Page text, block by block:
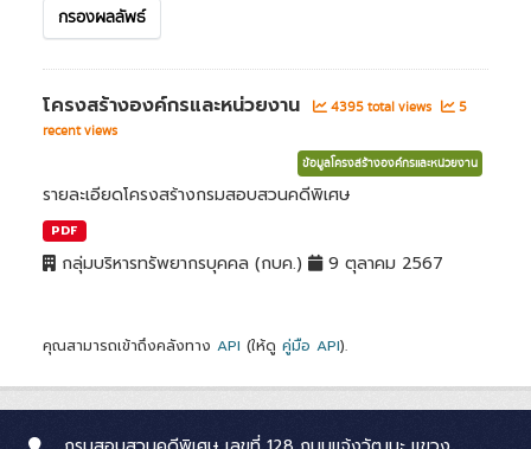
กรองผลลัพธ์
โครงสร้างองค์กรและหน่วยงาน 4395 total views
5
recent views
ข้อมูลโครงสร้างองค์กรและหน่วยงาน
รายละเอียดโครงสร้างกรมสอบสวนคดีพิเศษ
PDF
กลุ่มบริหารทรัพยากรบุคคล (กบค.) 9 ตุลาคม 2567
คุณสามารถเข้าถึงคลังทาง API (ให้ดู คู่มือ API).